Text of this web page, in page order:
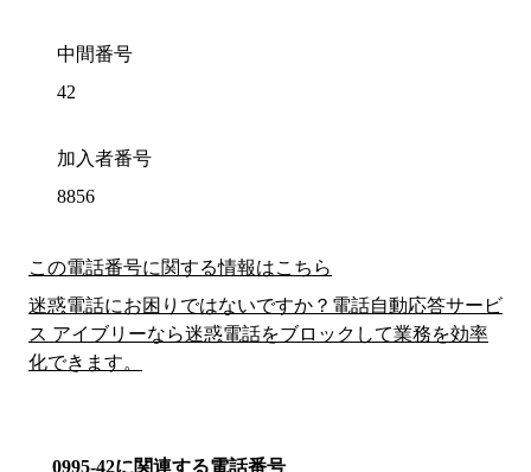
中間番号
42
加入者番号
8856
この電話番号に関する情報はこちら
迷惑電話にお困りではないですか？電話自動応答サービ
ス アイブリーなら迷惑電話をブロックして業務を効率
化できます。
0995-42に関連する電話番号